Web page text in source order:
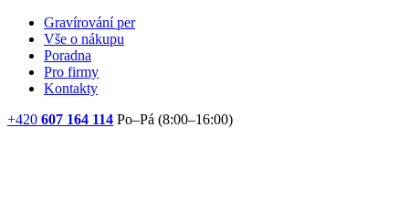
Gravírování per
Vše o nákupu
Poradna
Pro firmy
Kontakty
+420 607 164 114 Po–Pá (8:00–16:00)